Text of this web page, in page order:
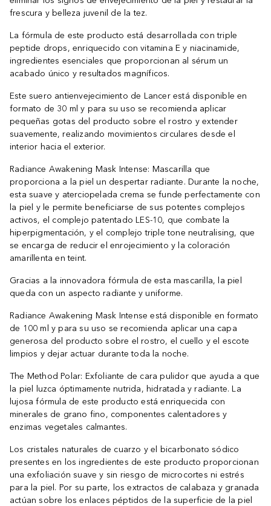
frescura y belleza juvenil de la tez.
La fórmula de este producto está desarrollada con triple
peptide drops, enriquecido con vitamina E y niacinamide,
ingredientes esenciales que proporcionan al sérum un
acabado único y resultados magníficos.
Este suero antienvejecimiento de Lancer está disponible en
formato de 30 ml y para su uso se recomienda aplicar
pequeñas gotas del producto sobre el rostro y extender
suavemente, realizando movimientos circulares desde el
interior hacia el exterior.
Radiance Awakening Mask Intense: Mascarilla que
proporciona a la piel un despertar radiante. Durante la noche,
esta suave y aterciopelada crema se funde perfectamente con
la piel y le permite beneficiarse de sus potentes complejos
activos, el complejo patentado LES-10, que combate la
hiperpigmentación, y el complejo triple tone neutralising, que
se encarga de reducir el enrojecimiento y la coloración
amarillenta en teint.
Gracias a la innovadora fórmula de esta mascarilla, la piel
queda con un aspecto radiante y uniforme.
Radiance Awakening Mask Intense está disponible en formato
de 100 ml y para su uso se recomienda aplicar una capa
generosa del producto sobre el rostro, el cuello y el escote
limpios y dejar actuar durante toda la noche.
The Method Polar: Exfoliante de cara pulidor que ayuda a que
la piel luzca óptimamente nutrida, hidratada y radiante. La
lujosa fórmula de este producto está enriquecida con
minerales de grano fino, componentes calentadores y
enzimas vegetales calmantes.
Los cristales naturales de cuarzo y el bicarbonato sódico
presentes en los ingredientes de este producto proporcionan
una exfoliación suave y sin riesgo de microcortes ni estrés
para la piel. Por su parte, los extractos de calabaza y granada
actúan sobre los enlaces péptidos de la superficie de la piel